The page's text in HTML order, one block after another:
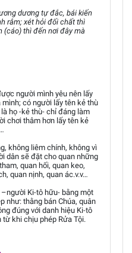
dương tự đắc, bái kiến
rắm; xét hỏi đối chất thì
(cáo) thì đến nơi đây mà
người mình yêu nên lấy
có người lấy tên kẻ thù
họ -kẻ thù- chỉ đáng làm
chơi thâm hơn lấy tên kẻ
không liêm chính, không vì
dân sẽ đặt cho quan những
quan hối, quan keo,
quan nịnh, quan ác.v.v…
Ki-tô hữu- bằng một
như: thằng bán Chúa, quân
đúng với danh hiệu Ki-tô
khi chịu phép Rửa Tội.